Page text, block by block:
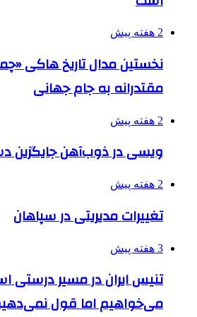
2 هفته پیش
نخستین مدال تاریخ هاکی
مقتدرانه به جام جهانی
2 هفته پیش
ویسی در ذوب‌آهن جایگزین
2 هفته پیش
تغییرات مدیریتی در سپاهان
3 هفته پیش
تنیس ایران در مسیر درستی
می‌خواهیم اما قول